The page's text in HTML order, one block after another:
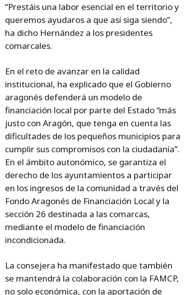
“Prestáis una labor esencial en el territorio y
queremos ayudaros a que así siga siendo”,
ha dicho Hernández a los presidentes
comarcales.
En el reto de avanzar en la calidad
institucional, ha explicado que el Gobierno
aragonés defenderá un modelo de
financiación local por parte del Estado “más
justo con Aragón, que tenga en cuenta las
dificultades de los pequeños municipios para
cumplir sus compromisos con la ciudadanía”.
En el ámbito autonómico, se garantiza el
derecho de los ayuntamientos a participar
en los ingresos de la comunidad a través del
Fondo Aragonés de Financiación Local y la
sección 26 destinada a las comarcas,
mediante el modelo de financiación
incondicionada.
La consejera ha manifestado que también
se mantendrá la colaboración con la FAMCP,
no solo económica, con la aportación de